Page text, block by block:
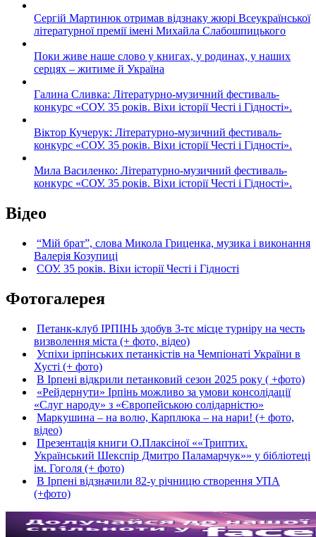
Сергій Мартинюк отримав відзнаку жюрі Всеукраїнської
літературної премії імені Михайла Слабошпицького
Поки живе наше слово у книгах, у родинах, у наших
серцях – житиме й Україна
Галина Сливка: Літературно-музичний фестиваль-
конкурс «СОУ. 35 років. Віхи історії Честі і Гідності».
Віктор Кучерук: Літературно-музичний фестиваль-
конкурс «СОУ. 35 років. Віхи історії Честі і Гідності».
Мила Василенко: Літературно-музичний фестиваль-
конкурс «СОУ. 35 років. Віхи історії Честі і Гідності».
Відео
“Мій брат”, слова Микола Гриценка, музика і виконання
Валерія Козупиці
СОУ. 35 років. Віхи історії Честі і Гідності
Фотогалерея
Петанк-клуб ІРПІНЬ здобув 3-тє місце турніру на честь
визволення міста (+ фото, відео)
Успіхи ірпінських петанкістів на Чемпіонаті України в
Хусті (+ фото)
В Ірпені відкрили петанковий сезон 2025 року ( +фото)
«Рейдернути» Ірпінь можливо за умови консолідації
«Слуг народу» з «Європейською солідарністю»
Маркушина – на волю, Карплюка – на нари! (+ фото,
відео)
Презентація книги О.Плаксіної ««Триптих.
Український Шекспір Дмитро Паламарчук»» у бібліотеці
ім. Гоголя (+ фото)
В Ірпені відзначили 82-у річницю створення УПА
(+фото)